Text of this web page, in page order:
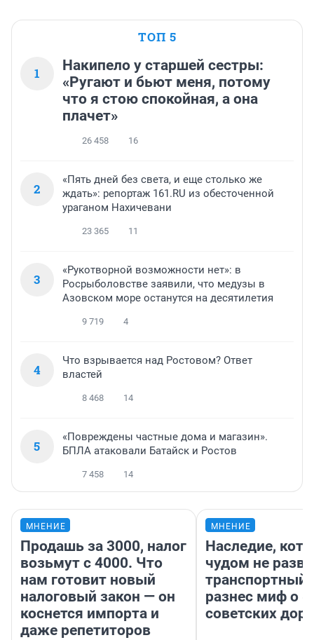
ТОП 5
1
Накипело у старшей сестры:
«Ругают и бьют меня, потому
что я стою спокойная, а она
плачет»
26 458 16
2
«Пять дней без света, и еще столько же
ждать»: репортаж 161.RU из обесточенной
ураганом Нахичевани
23 365 11
3
«Рукотворной возможности нет»: в
Росрыболовстве заявили, что медузы в
Азовском море останутся на десятилетия
9 719 4
4
Что взрывается над Ростовом? Ответ
властей
8 468 14
5
«Повреждены частные дома и магазин».
БПЛА атаковали Батайск и Ростов
7 458 14
МНЕНИЕ
Продашь за 3000, налог
возьмут с 4000. Что
нам готовит новый
налоговый закон — он
коснется импорта и
даже репетиторов
МНЕНИЕ
Наследие,
чудом не
транспортный
разнес миф о
советских